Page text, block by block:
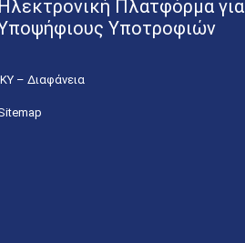
Ηλεκτρονική Πλατφόρμα για
Υποτροφιών
– Διαφάνεια